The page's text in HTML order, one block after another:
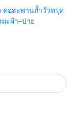
คอสะพานถ้ำวัวทรุด
ะผ้า–ปาย